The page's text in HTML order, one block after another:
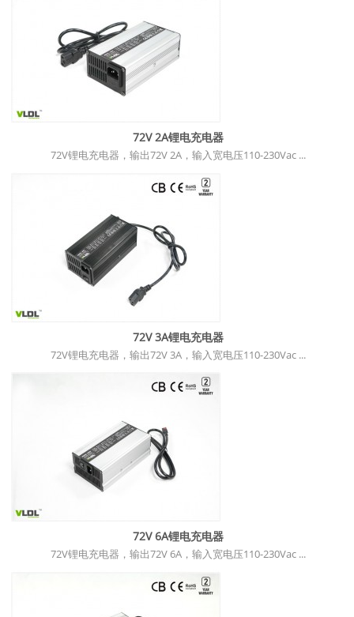
72V 2A锂电充电器
72V锂电充电器，输出72V 2A，输入宽电压110-230Vac ...
72V 3A锂电充电器
72V锂电充电器，输出72V 3A，输入宽电压110-230Vac ...
72V 6A锂电充电器
72V锂电充电器，输出72V 6A，输入宽电压110-230Vac ...